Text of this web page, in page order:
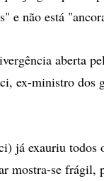
e não está
aberta
ex-ministro
já exauriu todos
mostra-se frágil,